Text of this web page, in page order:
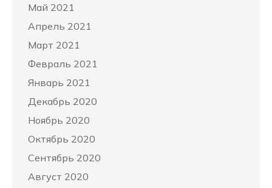
Май 2021
Апрель 2021
Март 2021
Февраль 2021
Январь 2021
Декабрь 2020
Ноябрь 2020
Октябрь 2020
Сентябрь 2020
Август 2020